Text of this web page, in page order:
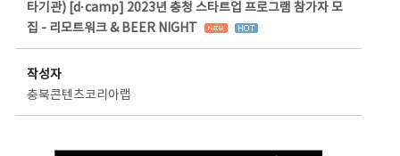
타기관) [d·camp] 2023년 충청 스타트업 프로그램 참가자 모
집 - 리모트워크 & BEER NIGHT
작성자
충북콘텐츠코리아랩